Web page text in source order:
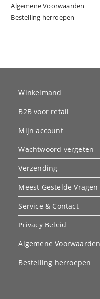
Algemene Voorwaarden
Bestelling herroepen
Winkelmand
B2B voor retail
Mijn account
Wachtwoord vergeten
Verzending
Meest Gestelde Vragen
Service & Contact
Privacy Beleid
Algemene Voorwaarden
Bestelling herroepen